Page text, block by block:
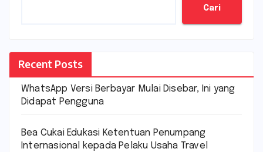
Cari
Recent Posts
WhatsApp Versi Berbayar Mulai Disebar, Ini yang
Didapat Pengguna
Bea Cukai Edukasi Ketentuan Penumpang
Internasional kepada Pelaku Usaha Travel